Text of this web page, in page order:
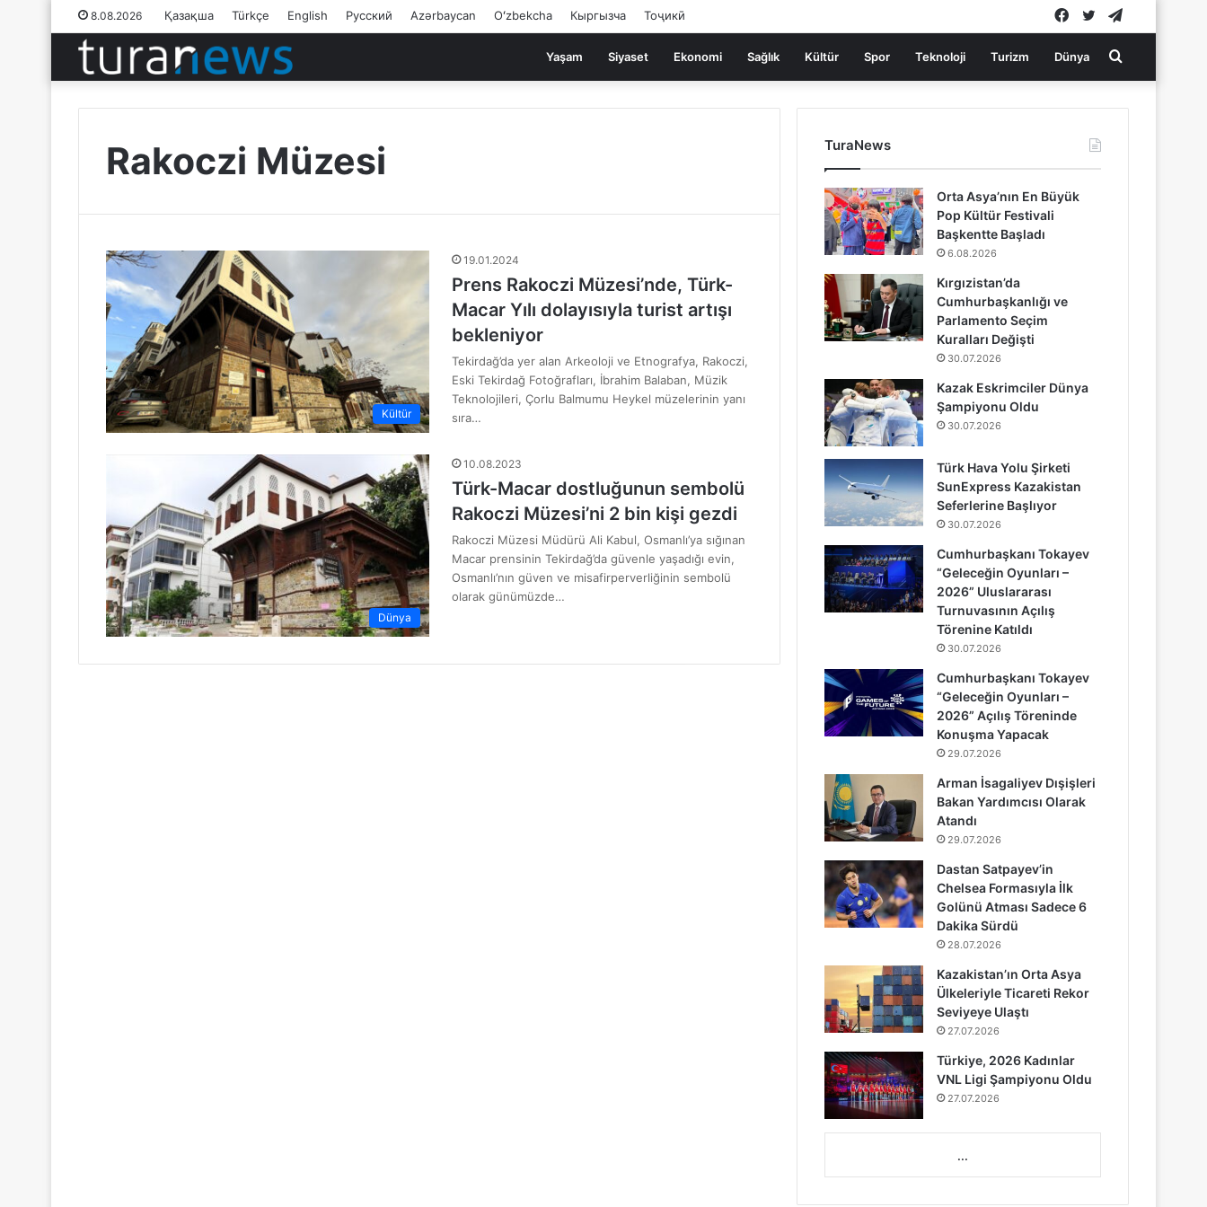
8.08.2026 Қазақша Türkçe English Русский Azərbaycan Oʻzbekcha Кыргызча Тоҷикӣ Twitter
Facebook
Yaşam Siyaset Ekonomi Sağlık Kültür Spor Teknoloji Turizm Dünya Arama
yap
Rakoczi Müzesi
Kültür
19.01.2024
Prens Rakoczi Müzesi’nde, Türk-
Macar Yılı dolayısıyla turist artışı
bekleniyor
Tekirdağ’da yer alan Arkeoloji ve Etnografya, Rakoczi,
Eski Tekirdağ Fotoğrafları, İbrahim Balaban, Müzik
Teknolojileri, Çorlu Balmumu Heykel müzelerinin yanı
sıra…
Dünya
10.08.2023
Türk-Macar dostluğunun sembolü
Rakoczi Müzesi’ni 2 bin kişi gezdi
Rakoczi Müzesi Müdürü Ali Kabul, Osmanlı’ya sığınan
Macar prensinin Tekirdağ’da güvenle yaşadığı evin,
Osmanlı’nın güven ve misafirperverliğinin sembolü
olarak günümüzde…
TuraNews
Orta Asya’nın En Büyük
Pop Kültür Festivali
Başkentte Başladı
6.08.2026
Kırgızistan’da
Cumhurbaşkanlığı ve
Parlamento Seçim
Kuralları Değişti
30.07.2026
Kazak Eskrimciler Dünya
Şampiyonu Oldu
30.07.2026
Türk Hava Yolu Şirketi
SunExpress Kazakistan
Seferlerine Başlıyor
30.07.2026
Cumhurbaşkanı Tokayev
“Geleceğin Oyunları –
2026” Uluslararası
Turnuvasının Açılış
Törenine Katıldı
30.07.2026
Cumhurbaşkanı Tokayev
“Geleceğin Oyunları –
2026” Açılış Töreninde
Konuşma Yapacak
29.07.2026
Arman İsagaliyev Dışişleri
Bakan Yardımcısı Olarak
Atandı
29.07.2026
Dastan Satpayev’in
Chelsea Formasıyla İlk
Golünü Atması Sadece 6
Dakika Sürdü
28.07.2026
Kazakistan’ın Orta Asya
Ülkeleriyle Ticareti Rekor
Seviyeye Ulaştı
27.07.2026
Türkiye, 2026 Kadınlar
VNL Ligi Şampiyonu Oldu
27.07.2026
...